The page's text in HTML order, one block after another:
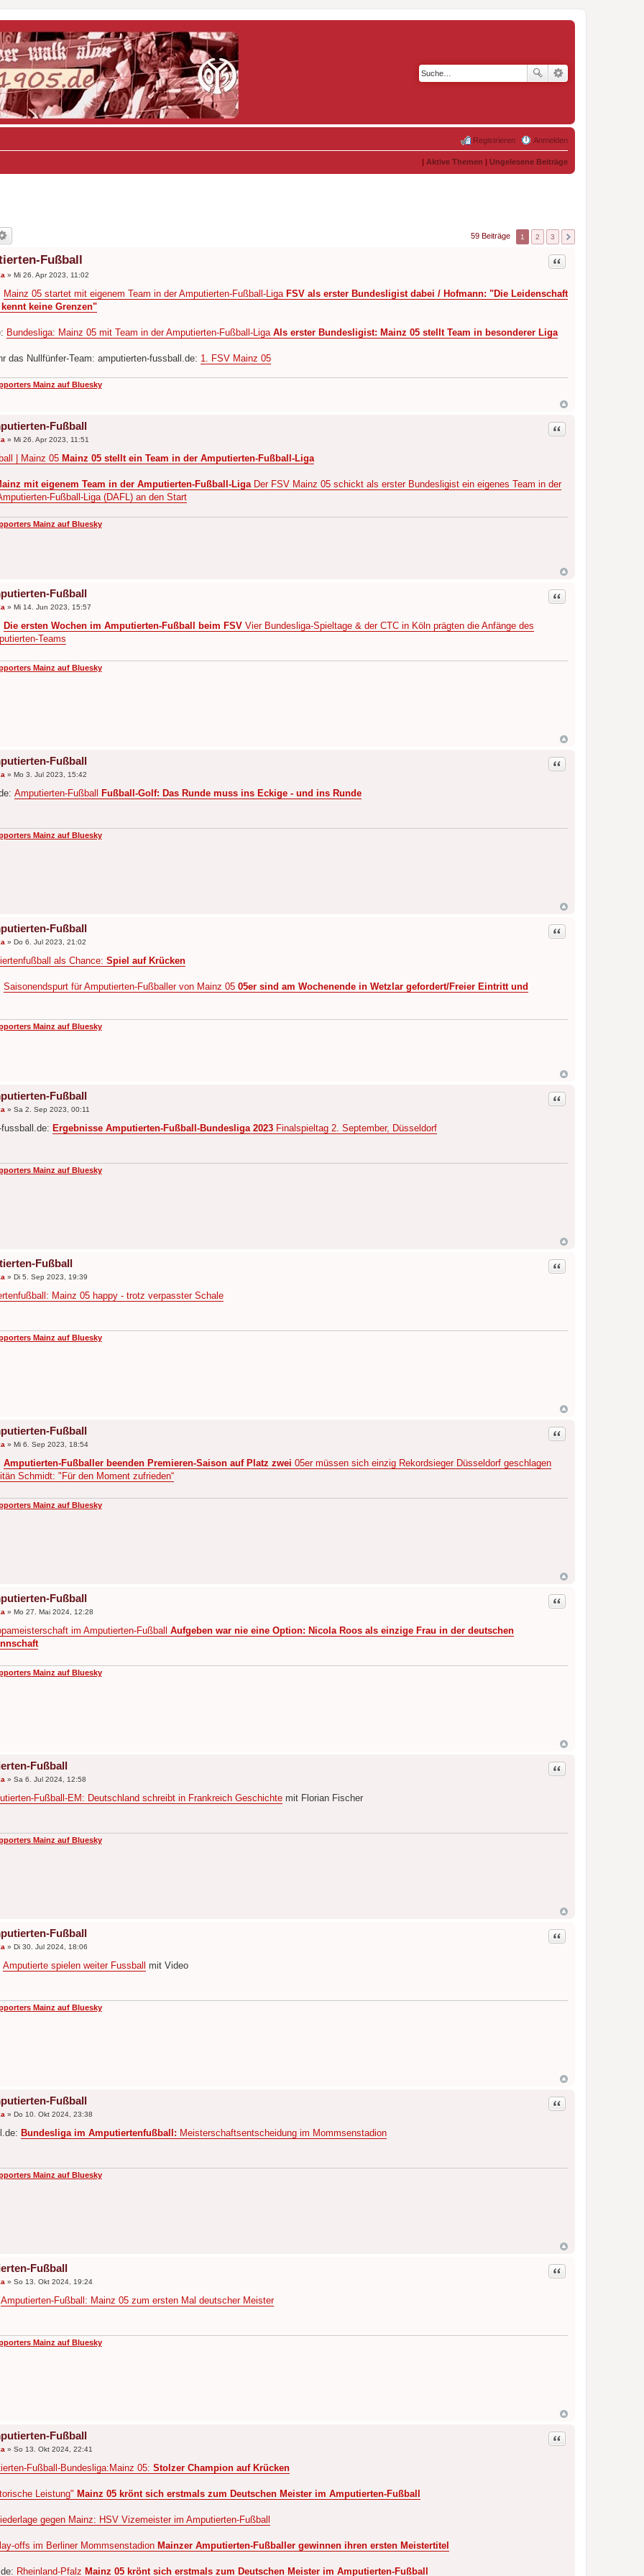
Anmelden
Registrieren
| Aktive Themen | Ungelesene Beiträge
59 Beiträge 1 2 3
Fußball Zitat
» Mi 26. Apr 2023, 11:02
Mainz 05 startet mit eigenem Team in der Amputierten-Fußball-Liga FSV als erster Bundesligist dabei / Hofmann: "Die Leidenschaft
keine Grenzen"
Bundesliga: Mainz 05 mit Team in der Amputierten-Fußball-Liga Als erster Bundesligist: Mainz 05 stellt Team in besonderer Liga
das Nullfünfer-Team: amputierten-fussball.de: 1. FSV Mainz 05
Mainz auf Bluesky
Fußball Zitat
» Mi 26. Apr 2023, 11:51
| Mainz 05 Mainz 05 stellt ein Team in der Amputierten-Fußball-Liga
mit eigenem Team in der Amputierten-Fußball-LigaDer FSV Mainz 05 schickt als erster Bundesligist ein eigenes Team in der
Fußball-Liga (DAFL) an den Start
Mainz auf Bluesky
Fußball Zitat
» Mi 14. Jun 2023, 15:57
Die ersten Wochen im Amputierten-Fußball beim FSVVier Bundesliga-Spieltage & der CTC in Köln prägten die Anfänge des
Teams
Mainz auf Bluesky
Fußball Zitat
» Mo 3. Jul 2023, 15:42
Amputierten-Fußball Fußball-Golf: Das Runde muss ins Eckige - und ins Runde
Mainz auf Bluesky
Fußball Zitat
» Do 6. Jul 2023, 21:02
als Chance: Spiel auf Krücken
Saisonendspurt für Amputierten-Fußballer von Mainz 05 05er sind am Wochenende in Wetzlar gefordert/Freier Eintritt und
Mainz auf Bluesky
Fußball Zitat
» Sa 2. Sep 2023, 00:11
Ergebnisse Amputierten-Fußball-Bundesliga 2023Finalspieltag 2. September, Düsseldorf
Mainz auf Bluesky
Fußball Zitat
» Di 5. Sep 2023, 19:39
Mainz 05 happy - trotz verpasster Schale
Mainz auf Bluesky
Fußball Zitat
» Mi 6. Sep 2023, 18:54
Amputierten-Fußballer beenden Premieren-Saison auf Platz zwei 05er müssen sich einzig Rekordsieger Düsseldorf geschlagen
Schmidt: "Für den Moment zufrieden“
Mainz auf Bluesky
Fußball Zitat
» Mo 27. Mai 2024, 12:28
im Amputierten-Fußball Aufgeben war nie eine Option: Nicola Roos als einzige Frau in der deutschen
Mainz auf Bluesky
Fußball Zitat
» Sa 6. Jul 2024, 12:58
Fußball-EM: Deutschland schreibt in Frankreich Geschichtemit Florian Fischer
Mainz auf Bluesky
Fußball Zitat
» Di 30. Jul 2024, 18:06
Amputierte spielen weiter Fussball mit Video
Mainz auf Bluesky
Fußball Zitat
» Do 10. Okt 2024, 23:38
Bundesliga im Amputiertenfußball: Meisterschaftsentscheidung im Mommsenstadion
Mainz auf Bluesky
Fußball Zitat
» So 13. Okt 2024, 19:24
Amputierten-Fußball: Mainz 05 zum ersten Mal deutscher Meister
Mainz auf Bluesky
Fußball Zitat
» So 13. Okt 2024, 22:41
Fußball-Bundesliga:Mainz 05: Stolzer Champion auf Krücken
Leistung" Mainz 05 krönt sich erstmals zum Deutschen Meister im Amputierten-Fußball
gegen Mainz: HSV Vizemeister im Amputierten-Fußball
offs im Berliner Mommsenstadion Mainzer Amputierten-Fußballer gewinnen ihren ersten Meistertitel
Rheinland-Pfalz Mainz 05 krönt sich erstmals zum Deutschen Meister im Amputierten-Fußball